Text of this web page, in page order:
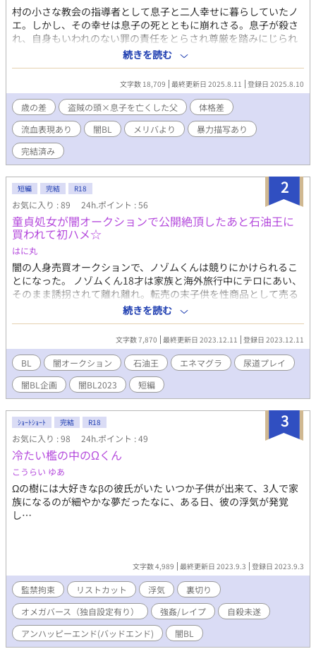
村の小さな教会の指導者として息子と二人幸せに暮らしていたノ
エ。しかし、その幸せは息子の死とともに崩れさる。息子が殺さ
れ、自身もいわれのない罪の責任をとらされ尊厳を踏みにじられ
る日々。 地獄の日々に死を願ったある日、村が盗賊に襲われる。
監禁されていたノエは、ある条件をつけられ盗賊たちに助け出さ
れる。 それは、盗賊の頭アレスの『父さん』になることだった。
父さんと呼ばれ戸惑うノエだったが、二人は徐々に仲を深めてい
く。そんな時に、息子の死の真相が明らかになる。 真相を聞いた
ノエがくだした決断は…… 盗賊の頭×息子を殺された父親 2024
年に【闇BLアンソロジー】に掲載していた作品です。 表紙イラス
ト：まめ様（@manedanuki_bl）
続きを読む
文字数 18,709 最終更新日 2025.8.11 登録日 2025.8.10
歳の差 盗賊の頭×息子を亡くした父
体格差
流血表現あり
闇BL メリバより
暴力描写あり
完結済み
2
短編 完結 R18
お気に入り : 89 24h.ポイント : 56
童貞処女が闇オークションで公開絶頂したあと石油王に
買われて初ハメ☆
はに丸
闇の人身売買オークションで、ノゾムくんは競りにかけられるこ
とになった。 ノゾムくん18才は家族と海外旅行中にテロにあい、
そのまま誘拐されて離れ離れ。転売の末子供を性商品として売る
奴隷商人に買われ、あげくにオークション出品される。 そんなノ
ゾムくんを買ったのは、イケメン石油王だった。 エネマグラ+尿
道プラグの強制絶頂 ところてん 挿入中出し ていどです。 闇BL企
画さん参加作品。私の闇は、ぬるい。オークションと石油王、初
めて書きました。
続きを読む
文字数 7,870 最終更新日 2023.12.11 登録日 2023.12.11
BL 闇オークション 石油王 エネマグラ
尿道プレイ
闇BL企画
闇BL2023 短編
3
ｼｮｰﾄｼｮｰﾄ 完結 R18
お気に入り : 98 24h.ポイント : 49
冷たい檻の中のΩくん
こうらい ゆあ
Ωの樹には大好きなβの彼氏がいた いつか子供が出来て、3人で家
族になるのが細やかな夢だったなに、ある日、彼の浮気が発覚
し…
文字数 4,989 最終更新日 2023.9.3 登録日 2023.9.3
監禁拘束 リストカット 浮気
裏切り
オメガバース（独自設定有り）
強姦/レイプ
自殺未遂
アンハッピーエンド(バッドエンド)
闇BL